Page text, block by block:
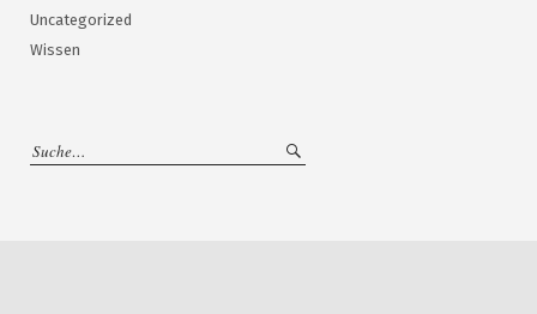
Uncategorized
Wissen